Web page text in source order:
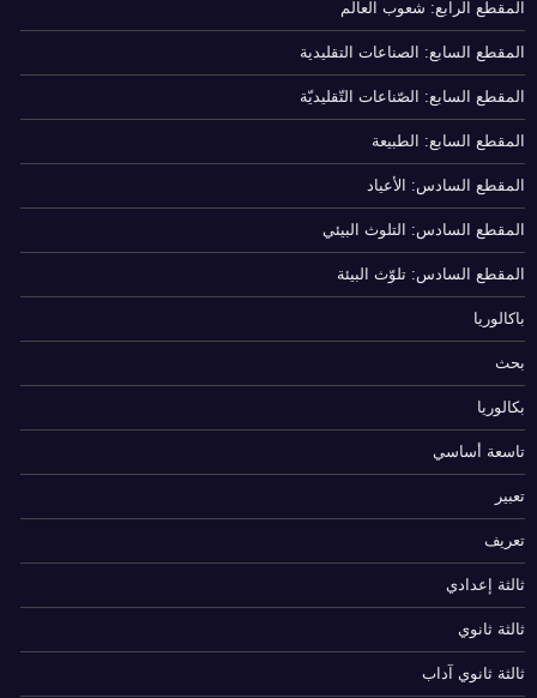
المقطع الرابع: شعوب العالم
المقطع السابع: الصناعات التقليدية
المقطع السابع: الصّناعات التّقليديّة
المقطع السابع: الطبيعة
المقطع السادس: الأعياد
المقطع السادس: التلوث البيئي
المقطع السادس: تلوّث البيئة
باكالوريا
بحث
بكالوريا
تاسعة أساسي
تعبير
تعريف
ثالثة إعدادي
ثالثة ثانوي
ثالثة ثانوي آداب